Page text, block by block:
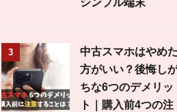
シンプル端末
3
中古スマホはやめた
方がいい？後悔し
ちな6つのデメリッ
ト｜購入前4つの注